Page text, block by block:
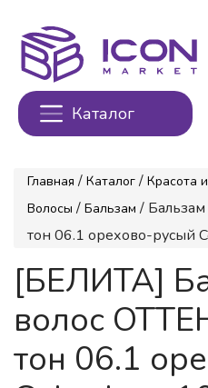
Каталог
Главная / Каталог / Красота
Волосы / Бальзам /
тон 06.1 орехово-русый
[БЕЛИТА]
волос
тон 06.1